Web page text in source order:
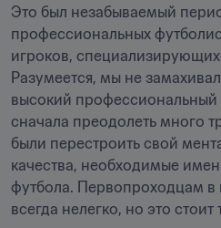
Это был незабываемый
профессиональных
игроков,
Разумеется, мы не
высокий
сначала преодолеть много
были перестроить свой
качества, необходимые
футбола. Первопроходцам
всегда нелегко, но это стоит